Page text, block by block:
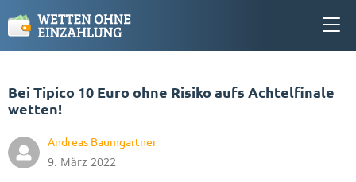
Bei Tipico 10 Euro ohne Risiko aufs Achtelfinale
wetten!
Andreas Baumgartner
9. März 2022